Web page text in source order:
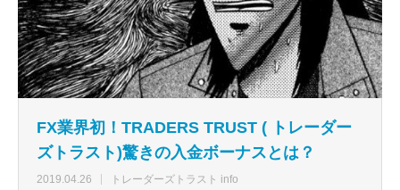
FX業界初！TRADERS TRUST ( トレーダー
ズトラスト)驚きの入金ボーナスとは？
2019.04.26 トレーダーズトラスト info